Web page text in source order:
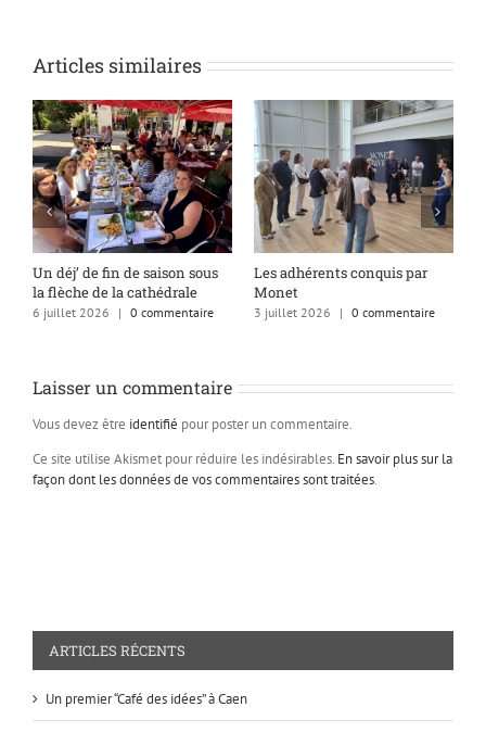
Articles similaires
Un déj’ de fin de saison sous
la flèche de la cathédrale
6 juillet 2026 | 0 commentaire
Les adhérents conquis par
Monet
3 juillet 2026 | 0 commentaire
Laisser un commentaire
Vous devez être identifié pour poster un commentaire.
Ce site utilise Akismet pour réduire les indésirables. En savoir plus sur la
façon dont les données de vos commentaires sont traitées.
ARTICLES RÉCENTS
Un premier “Café des idées” à Caen